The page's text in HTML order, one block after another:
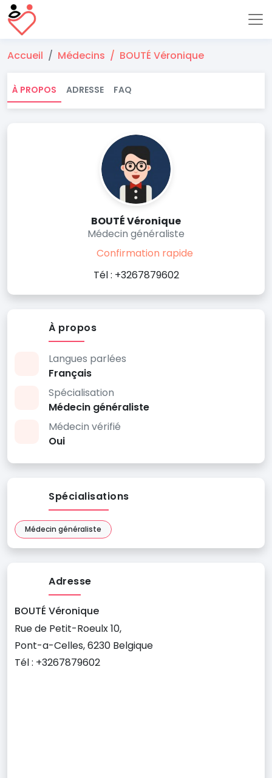
Accueil Médecins BOUTÉ Véronique
À PROPOS ADRESSE FAQ
BOUTÉ Véronique
Médecin généraliste
Confirmation rapide
Tél : +3267879602
À propos
Langues parlées
Français
Spécialisation
Médecin généraliste
Médecin vérifié
Oui
Spécialisations
Médecin généraliste
Adresse
BOUTÉ Véronique
Rue de Petit-Roeulx 10,
Pont-a-Celles, 6230 Belgique
Tél : +3267879602